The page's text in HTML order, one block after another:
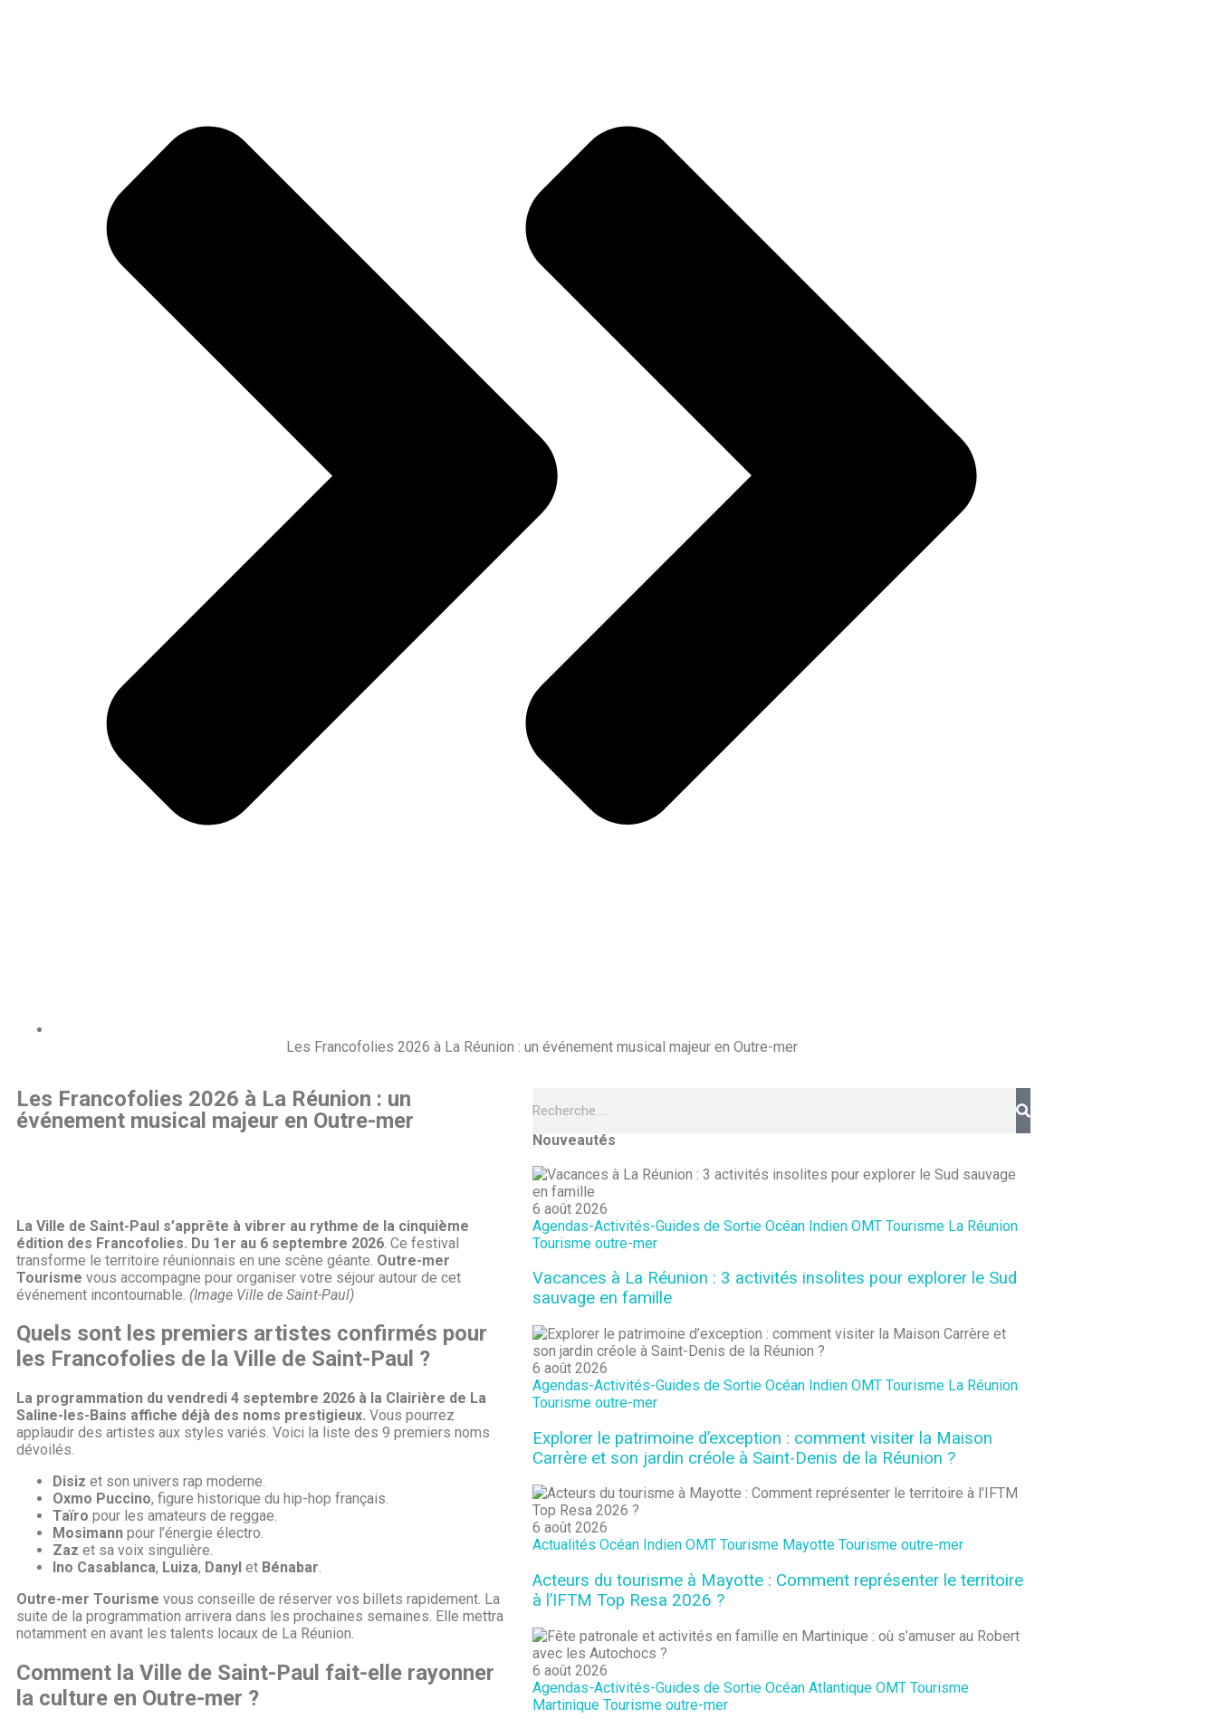
Les Francofolies 2026 à La Réunion : un événement musical majeur en Outre-mer
Les Francofolies 2026 à La Réunion : un
événement musical majeur en Outre-mer
La Ville de Saint-Paul s’apprête à vibrer au rythme de la cinquième
édition des Francofolies. Du 1er au 6 septembre 2026 . Ce festival
transforme le territoire réunionnais en une scène géante. Outre-mer
Tourisme vous accompagne pour organiser votre séjour autour de cet
événement incontournable. (Image Ville de Saint-Paul)
Quels sont les premiers artistes confirmés pour
les Francofolies de la Ville de Saint-Paul ?
La programmation du vendredi 4 septembre 2026 à la Clairière de La
Saline-les-Bains affiche déjà des noms prestigieux. Vous pourrez
applaudir des artistes aux styles variés. Voici la liste des 9 premiers noms
dévoilés.
Disiz et son univers rap moderne.
Oxmo Puccino, figure historique du hip-hop français.
Taïro pour les amateurs de reggae.
Mosimann pour l’énergie électro.
Zaz et sa voix singulière.
Ino Casablanca, Luiza, Danyl et Bénabar.
Outre-mer Tourisme vous conseille de réserver vos billets rapidement. La
suite de la programmation arrivera dans les prochaines semaines. Elle mettra
notamment en avant les talents locaux de La Réunion.
Comment la Ville de Saint-Paul fait-elle rayonner
la culture en Outre-mer ?
Nouveautés
6 août 2026
Agendas-Activités-Guides de Sortie Océan Indien OMT Tourisme La Réunion
Tourisme outre-mer
Vacances à La Réunion : 3 activités insolites pour explorer le Sud
sauvage en famille
6 août 2026
Agendas-Activités-Guides de Sortie Océan Indien OMT Tourisme La Réunion
Tourisme outre-mer
Explorer le patrimoine d’exception : comment visiter la Maison
Carrère et son jardin créole à Saint-Denis de la Réunion ?
6 août 2026
Actualités Océan Indien OMT Tourisme Mayotte Tourisme outre-mer
Acteurs du tourisme à Mayotte : Comment représenter le territoire
à l’IFTM Top Resa 2026 ?
6 août 2026
Agendas-Activités-Guides de Sortie Océan Atlantique OMT Tourisme
Martinique Tourisme outre-mer